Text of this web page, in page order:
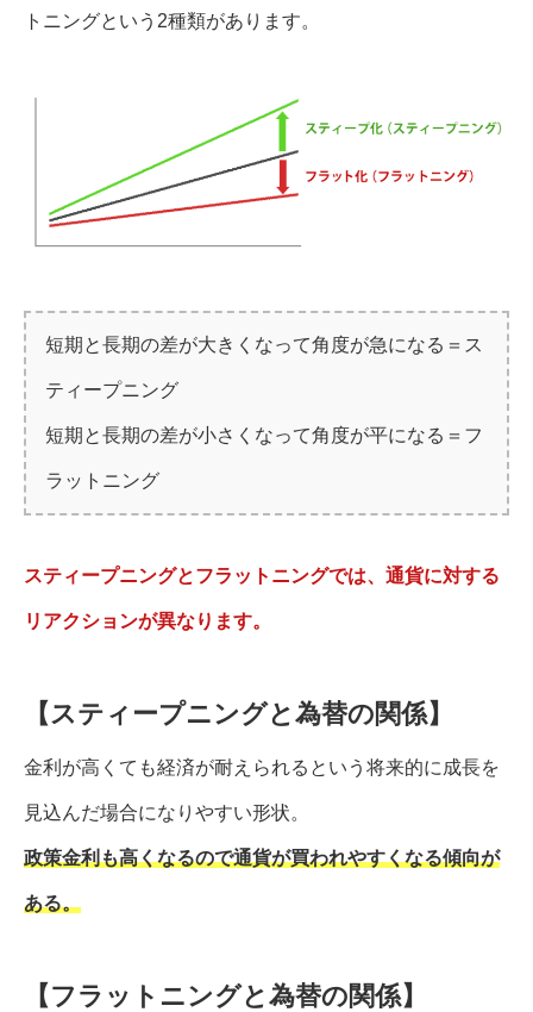
トニングという2種類があります。
短期と長期の差が大きくなって角度が急になる＝ス
ティープニング
短期と長期の差が小さくなって角度が平になる＝フ
ラットニング
スティープニングとフラットニングでは、通貨に対する
リアクションが異なります。
【スティープニングと為替の関係】
金利が高くても経済が耐えられるという将来的に成長を
見込んだ場合になりやすい形状。
政策金利も高くなるので通貨が買われやすくなる傾向が
ある。
【フラットニングと為替の関係】